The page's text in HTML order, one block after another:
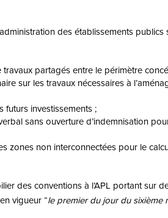
des établissements
partagés entre le périmètre
sur les travaux nécessaires à
futurs investissements ;
sans ouverture d’indemnisation
zones non interconnectées pour le
des conventions à l’APL portant
vigueur “le premier du jour du sixième